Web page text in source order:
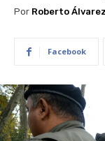
Por Roberto
Facebook